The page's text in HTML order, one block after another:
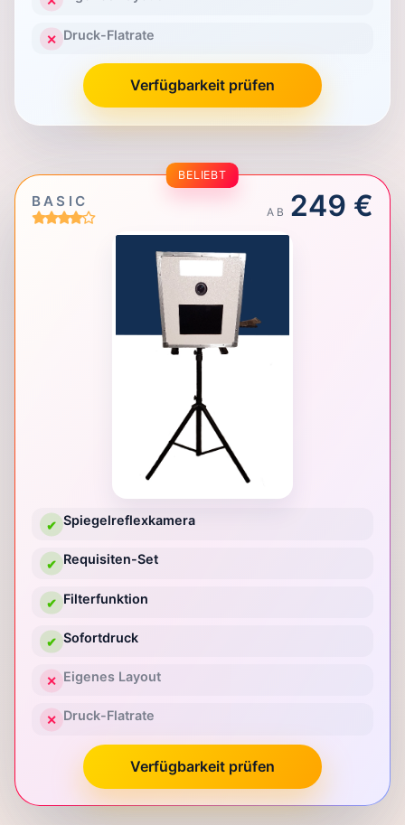
✕ Druck-Flatrate
Verfügbarkeit prüfen
BELIEBT
BASIC
AB 249 €
✔ Spiegelreflexkamera
✔ Requisiten-Set
✔ Filterfunktion
✔ Sofortdruck
✕ Eigenes Layout
✕ Druck-Flatrate
Verfügbarkeit prüfen